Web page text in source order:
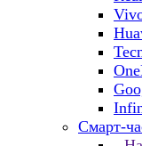
Смарт-